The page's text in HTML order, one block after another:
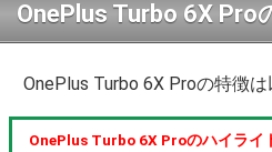
OnePlus Turbo 6X Pro
OnePlus Turbo 6X Proの特徴は
OnePlus Turbo 6X Proのハイライ